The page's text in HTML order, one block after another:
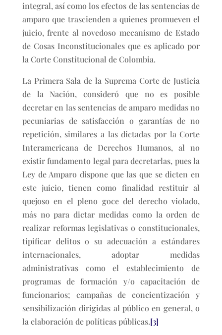
integral, así como los efectos de las sentencias de
amparo que trascienden a quienes promueven el
juicio, frente al novedoso mecanismo de Estado
de Cosas Inconstitucionales que es aplicado por
la Corte Constitucional de Colombia.
La Primera Sala de la Suprema Corte de Justicia
de la Nación, consideró que no es posible
decretar en las sentencias de amparo medidas no
pecuniarias de satisfacción o garantías de no
repetición, similares a las dictadas por la Corte
Interamericana de Derechos Humanos, al no
existir fundamento legal para decretarlas, pues la
Ley de Amparo dispone que las que se dicten en
este juicio, tienen como finalidad restituir al
quejoso en el pleno goce del derecho violado,
más no para dictar medidas como la orden de
realizar reformas legislativas o constitucionales,
tipificar delitos o su adecuación a estándares
internacionales, adoptar medidas
administrativas como el establecimiento de
programas de formación y/o capacitación de
funcionarios; campañas de concientización y
sensibilización dirigidas al público en general, o
la elaboración de políticas públicas.[3]